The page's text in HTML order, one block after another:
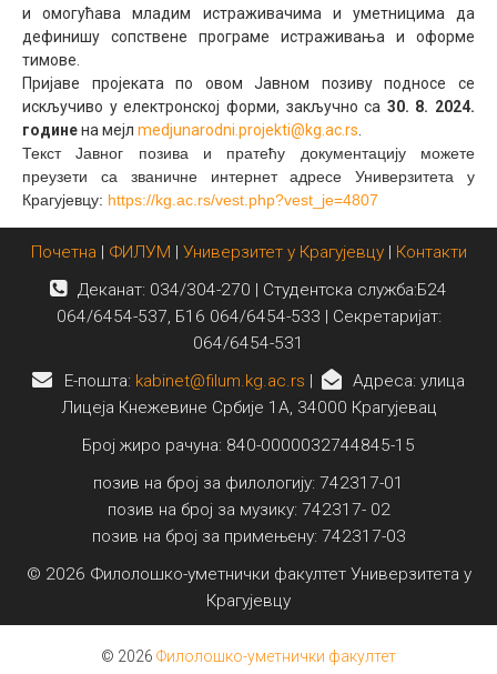
и омогућава младим истраживачима и уметницима да
дефинишу сопствене програме истраживања и оформе
тимове.
Пријаве пројеката по овом Јавном позиву подносе се
искључиво у електронској форми, закључно са 30. 8. 2024.
годинена мејл medjunarodni.projekti@kg.ac.rs
Текст Јавног позива и пратећу документацију можете
преузети са званичне интeрнет адресе Универзитета у
Крагујевцу: https://kg.ac.rs/vest.php?vest_je=4807
Почетна | ФИЛУМ | Универзитет у Крагујевцу| Контакти
Деканат: 034/304-270 | Студентска служба:Б24
064/6454-537, Б16 064/6454-533 | Секретаријат:
064/6454-531
E-пошта: kabinet@filum.kg.ac.rs |
Адреса: улица
Лицеја Кнежевине Србије 1А, 34000 Крагујевац
Број жиро рачуна: 840-0000032744845-15
позив на број за филологију: 742317-01
позив на број за музику: 742317- 02
позив на број за примењену: 742317-03
© 2026 Филолошко-уметнички факултет Универзитета у
Крагујевцу
© 2026 Филолошко-уметнички факултет